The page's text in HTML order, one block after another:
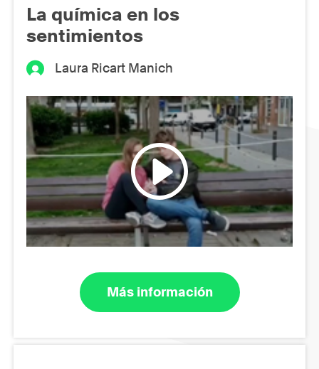
La química en los
sentimientos
Laura Ricart Manich
Más información